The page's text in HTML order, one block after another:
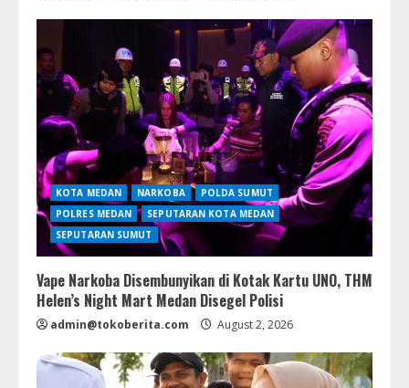
KOTA MEDAN NARKOBA
POLDA SUMUT
POLRES MEDAN
SEPUTARAN KOTA MEDAN
SEPUTARAN SUMUT
Vape Narkoba Disembunyikan di Kotak Kartu UNO, THM
Helen’s Night Mart Medan Disegel Polisi
admin@tokoberita.com August 2, 2026